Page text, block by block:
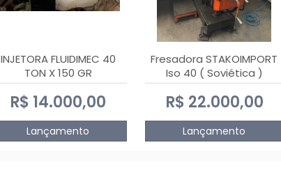
INJETORA FLUIDIMEC 40
TON X 150 GR
R$ 14.000,00
Lançamento
Fresadora STAKOIMPORT
Iso 40 ( Soviética )
R$ 22.000,00
Lançamento